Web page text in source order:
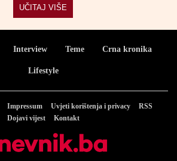
UČITAJ VIŠE
Interview Teme Crna kronika
Lifestyle
Impressum Uvjeti korištenja i privacy
RSS
Dojavi vijest
Kontakt